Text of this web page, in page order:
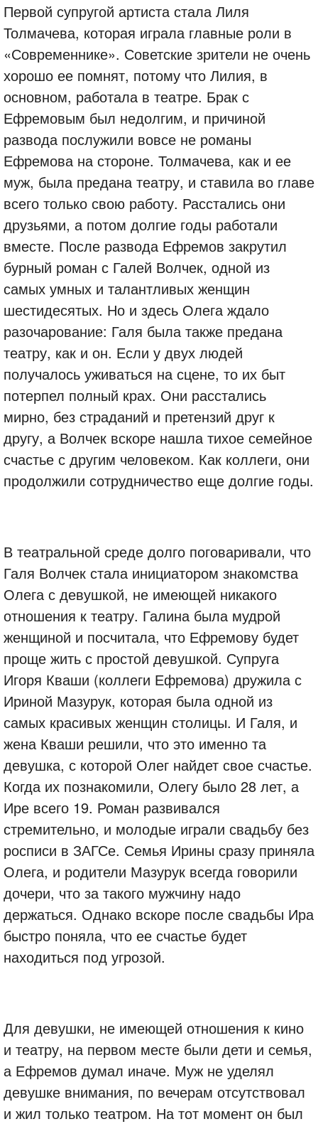
Первой супругой артиста стала Лиля
Толмачева, которая играла главные роли в
«Современнике». Советские зрители не очень
хорошо ее помнят, потому что Лилия, в
основном, работала в театре. Брак с
Ефремовым был недолгим, и причиной
развода послужили вовсе не романы
Ефремова на стороне. Толмачева, как и ее
муж, была предана театру, и ставила во главе
всего только свою работу. Расстались они
друзьями, а потом долгие годы работали
вместе. После развода Ефремов закрутил
бурный роман с Галей Волчек, одной из
самых умных и талантливых женщин
шестидесятых. Но и здесь Олега ждало
разочарование: Галя была также предана
театру, как и он. Если у двух людей
получалось уживаться на сцене, то их быт
потерпел полный крах. Они расстались
мирно, без страданий и претензий друг к
другу, а Волчек вскоре нашла тихое семейное
счастье с другим человеком. Как коллеги, они
продолжили сотрудничество еще долгие годы.
В театральной среде долго поговаривали, что
Галя Волчек стала инициатором знакомства
Олега с девушкой, не имеющей никакого
отношения к театру. Галина была мудрой
женщиной и посчитала, что Ефремову будет
проще жить с простой девушкой. Супруга
Игоря Кваши (коллеги Ефремова) дружила с
Ириной Мазурук, которая была одной из
самых красивых женщин столицы. И Галя, и
жена Кваши решили, что это именно та
девушка, с которой Олег найдет свое счастье.
Когда их познакомили, Олегу было 28 лет, а
Ире всего 19. Роман развивался
стремительно, и молодые играли свадьбу без
росписи в ЗАГСе. Семья Ирины сразу приняла
Олега, и родители Мазурук всегда говорили
дочери, что за такого мужчину надо
держаться. Однако вскоре после свадьбы Ира
быстро поняла, что ее счастье будет
находиться под угрозой.
Для девушки, не имеющей отношения к кино
и театру, на первом месте были дети и семья,
а Ефремов думал иначе. Муж не уделял
девушке внимания, по вечерам отсутствовал
и жил только театром. На тот момент он был